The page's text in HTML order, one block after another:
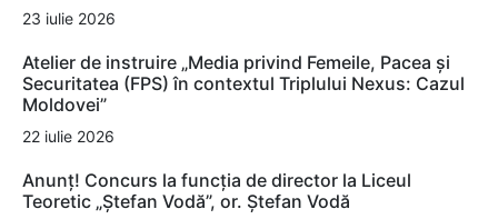
23 iulie 2026
Atelier de instruire „Media privind Femeile, Pacea și
Securitatea (FPS) în contextul Triplului Nexus: Cazul
Moldovei”
22 iulie 2026
Anunț! Concurs la funcția de director la Liceul
Teoretic „Ștefan Vodă”, or. Ștefan Vodă